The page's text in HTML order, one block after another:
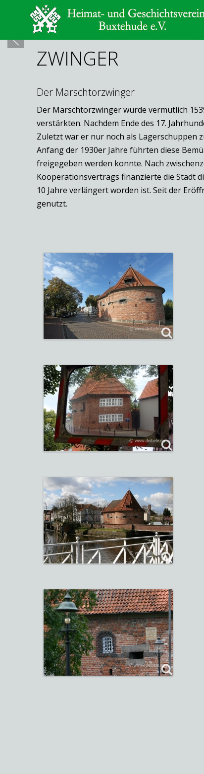
ZWINGER
Der Marschtorzwinger
Der Marschtorzwinger wurde vermutlich
verstärkten. Nachdem Ende des 17.
Zuletzt war er nur noch als Lagerschuppen
Anfang der 1930er Jahre führten diese
freigegeben werden konnte. Nach
Kooperationsvertrags finanzierte die Stadt
10 Jahre verlängert worden ist. Seit der
genutzt.